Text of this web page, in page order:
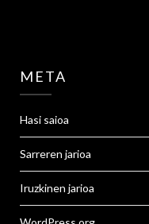
META
Hasi saioa
Sarreren jarioa
Iruzkinen jarioa